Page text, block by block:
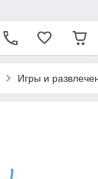
Игры и